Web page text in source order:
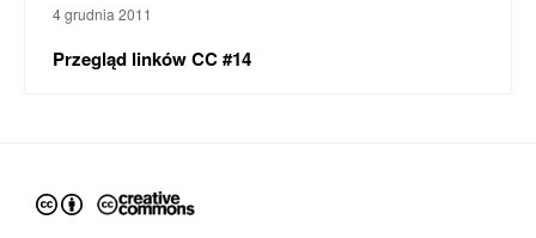
4 grudnia 2011
Przegląd linków CC #14